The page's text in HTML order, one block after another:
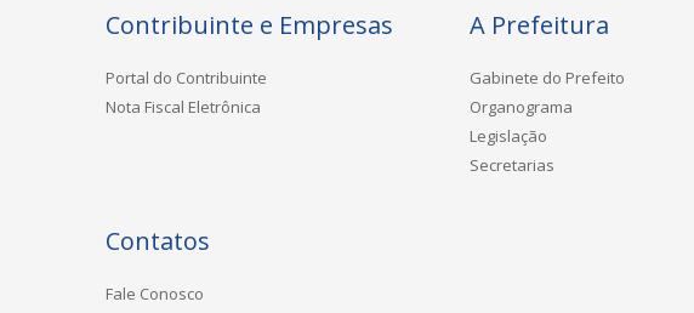
Contribuinte e Empresas
Portal do Contribuinte
Nota Fiscal Eletrônica
A Prefeitura
Gabinete do Prefeito
Organograma
Legislação
Secretarias
Contatos
Fale Conosco